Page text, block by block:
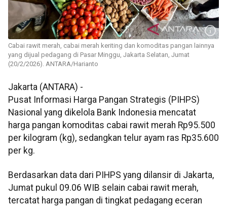
Cabai rawit merah, cabai merah keriting dan komoditas pangan lainnya
yang dijual pedagang di Pasar Minggu, Jakarta Selatan, Jumat
(20/2/2026). ANTARA/Harianto
Jakarta (ANTARA) -
Pusat Informasi Harga Pangan Strategis (PIHPS)
Nasional yang dikelola Bank Indonesia mencatat
harga pangan komoditas cabai rawit merah Rp95.500
per kilogram (kg), sedangkan telur ayam ras Rp35.600
per kg.
Berdasarkan data dari PIHPS yang dilansir di Jakarta,
Jumat pukul 09.06 WIB selain cabai rawit merah,
tercatat harga pangan di tingkat pedagang eceran